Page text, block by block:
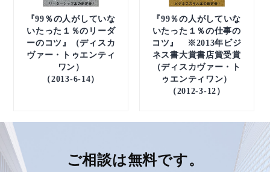
『99％の人がしていな
いたった１％のリーダ
ーのコツ』（ディスカ
ヴァー・トゥエンティ
ワン）
（2013-6-14）
『99％の人がしていな
いたった１％の仕事の
コツ』 ※2013年ビジ
ネス書大賞書店賞受賞
（ディスカヴァー・ト
ゥエンティワン）
（2012-3-12）
ご相談は無料です。